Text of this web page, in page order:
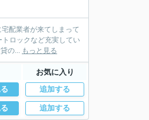
配業者が来てしまって
ロックなど充実してい
の... もっと見る
お気に入り
追加する
追加する